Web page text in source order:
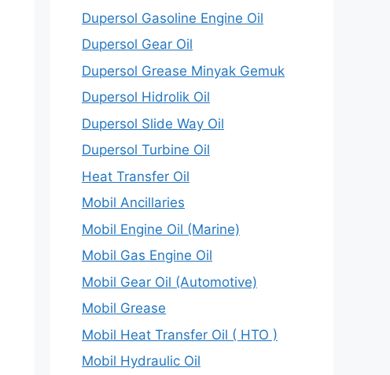
Dupersol Gasoline Engine Oil
Dupersol Gear Oil
Dupersol Grease Minyak Gemuk
Dupersol Hidrolik Oil
Dupersol Slide Way Oil
Dupersol Turbine Oil
Heat Transfer Oil
Mobil Ancillaries
Mobil Engine Oil (Marine)
Mobil Gas Engine Oil
Mobil Gear Oil (Automotive)
Mobil Grease
Mobil Heat Transfer Oil ( HTO )
Mobil Hydraulic Oil